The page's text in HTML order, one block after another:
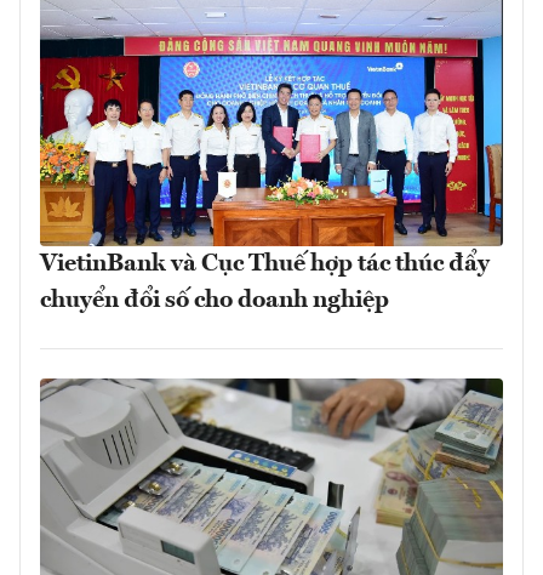
VietinBank và Cục Thuế hợp tác thúc đẩy
chuyển đổi số cho doanh nghiệp